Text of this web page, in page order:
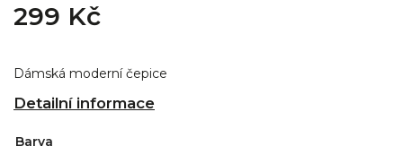
299 Kč
Dámská moderní čepice
Detailní informace
Barva